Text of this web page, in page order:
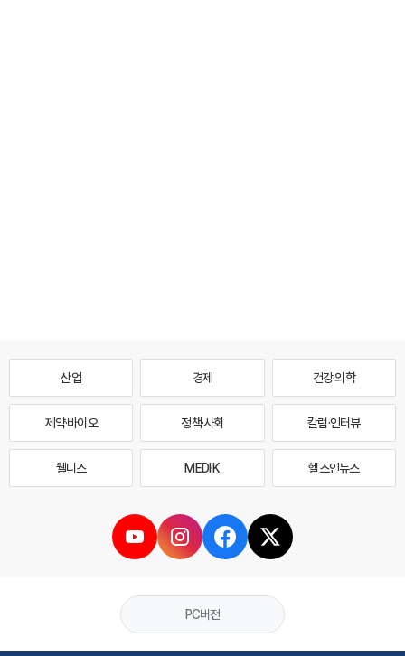
산업 경제 건강·의학
제약·바이오 정책·사회 칼럼·인터뷰
웰니스 MEDI·K 헬스인뉴스
PC버전